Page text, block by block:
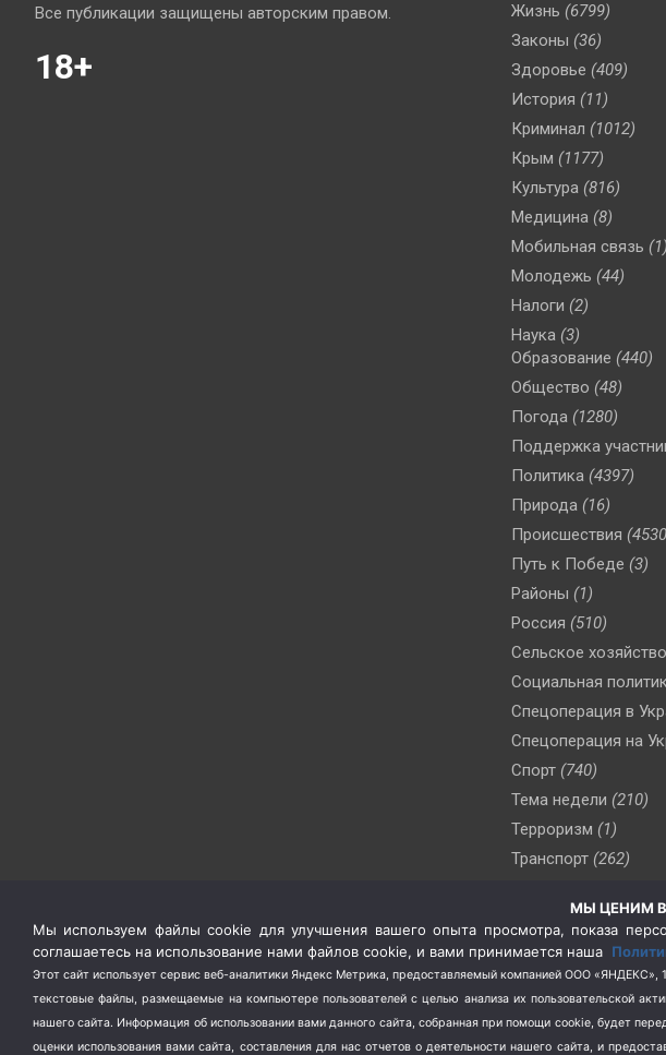
Все публикации защищены авторским правом.
18+
Жизнь (6799)
Законы (36)
Здоровье (409)
История (11)
Криминал (1012)
Крым (1177)
Культура (816)
Медицина (8)
Мобильная связь (1)
Молодежь (44)
Налоги (2)
Наука (3)
Образование (440)
Общество (48)
Погода (1280)
Поддержка
Политика (4397)
Природа (16)
Происшествия
Путь к Победе (3)
Районы (1)
Россия (510)
Сельское хозяйство
Социальная
Спецоперация в
Спецоперация на
Спорт (740)
Тема недели (210)
Терроризм (1)
Транспорт (262)
(76)
Цены (2)
Школа и спорт (2)
Экология (8)
Экономика
(1172)
МЫ ЦЕНИМ
Мы используем файлы cookie для улучшения вашего опыта просмотра, показа
соглашаетесь на использование нами файлов cookie, и вами принимается наша
Этот сайт использует сервис веб-аналитики Яндекс Метрика, предоставляемый компанией ООО
текстовые файлы, размещаемые на компьютере пользователей с целью анализа их пользовательской
нашего сайта. Информация об использовании вами данного сайта, собранная при помощи cookie, будет
оценки использования вами сайта, составления для нас отчетов о деятельности нашего сайта, и